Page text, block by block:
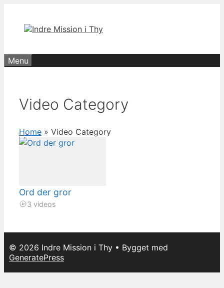
indhold
Menu
Video Category
Home » Video Category
Ord der gror
3 videos
© 2026 Indre Mission i Thy • Bygget med
GeneratePress